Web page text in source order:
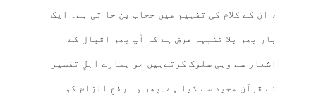
، ان کے کلام کی تفہیم میں حجاب بن جا تی ہے۔ ایک
بار پھر بلا تشبہہ عرض ہے کہ آپ پھر اقبال کے
اشعار سے وہی سلوک کرتےہیں جو ہمارے اہلِ تفسیر
نے قرآن مجید سے کیا ہے۔پھر وہ رفعِ الزام کو